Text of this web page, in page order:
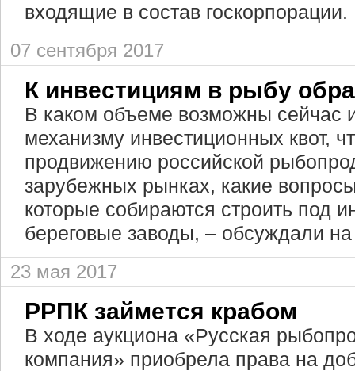
входящие в состав госкорпорации.
07 сентября 2017
К инвестициям в рыбу
В каком объеме возможны сейчас
механизму инвестиционных квот,
продвижению российской
зарубежных рынках, какие
которые собираются строить под
береговые заводы, – обсуждали
23 мая 2017
РРПК займется крабом
В ходе аукциона «Русская
компания» приобрела права на